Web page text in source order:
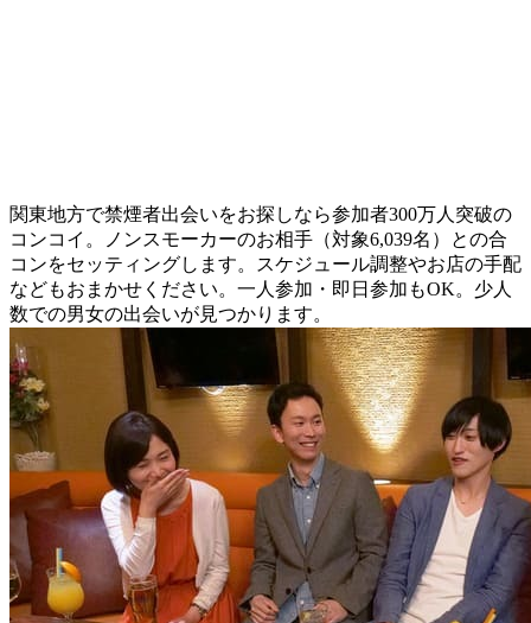
関東地方で禁煙者出会いをお探しなら参加者300万人突破の
コンコイ。ノンスモーカーのお相手（対象6,039名）との合
コンをセッティングします。スケジュール調整やお店の手配
などもおまかせください。一人参加・即日参加もOK。少人
数での男女の出会いが見つかります。